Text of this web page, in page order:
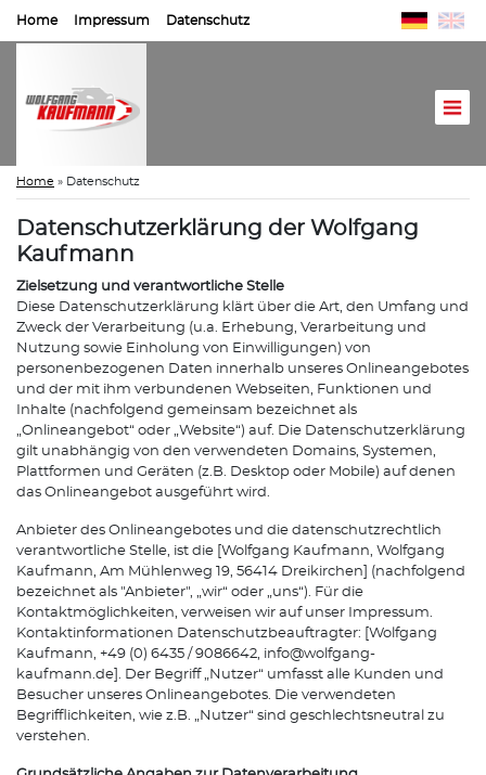
Home Impressum Datenschutz
Home » Datenschutz
Datenschutzerklärung der Wolfgang
Kaufmann
Zielsetzung und verantwortliche Stelle
Diese Datenschutzerklärung klärt über die Art, den Umfang und
Zweck der Verarbeitung (u.a. Erhebung, Verarbeitung und
Nutzung sowie Einholung von Einwilligungen) von
personenbezogenen Daten innerhalb unseres Onlineangebotes
und der mit ihm verbundenen Webseiten, Funktionen und
Inhalte (nachfolgend gemeinsam bezeichnet als
„Onlineangebot“ oder „Website“) auf. Die Datenschutzerklärung
gilt unabhängig von den verwendeten Domains, Systemen,
Plattformen und Geräten (z.B. Desktop oder Mobile) auf denen
das Onlineangebot ausgeführt wird.
Anbieter des Onlineangebotes und die datenschutzrechtlich
verantwortliche Stelle, ist die [Wolfgang Kaufmann, Wolfgang
Kaufmann, Am Mühlenweg 19, 56414 Dreikirchen] (nachfolgend
bezeichnet als "Anbieter", „wir“ oder „uns“). Für die
Kontaktmöglichkeiten, verweisen wir auf unser Impressum.
Kontaktinformationen Datenschutzbeauftragter: [Wolfgang
Kaufmann, +49 (0) 6435 / 9086642, info@wolfgang-
kaufmann.de]. Der Begriff „Nutzer“ umfasst alle Kunden und
Besucher unseres Onlineangebotes. Die verwendeten
Begrifflichkeiten, wie z.B. „Nutzer“ sind geschlechtsneutral zu
verstehen.